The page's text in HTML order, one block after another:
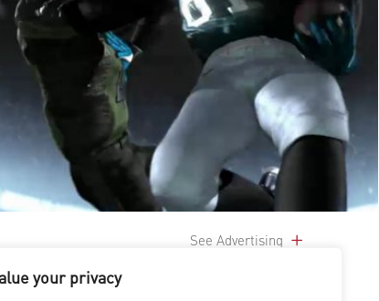
your privacy
See Advertising